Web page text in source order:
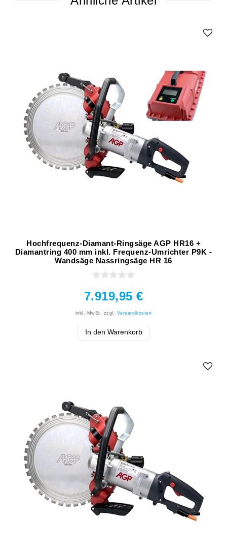
Hochfrequenz-Diamant-Ringsäge AGP HR16 +
Diamantring 400 mm inkl. Frequenz-Umrichter P9K -
Wandsäge Nassringsäge HR 16
7.919,95 €
inkl. MwSt. zzgl. Versandkosten
In den Warenkorb